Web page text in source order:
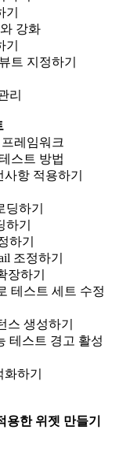
강화
트 지정하기
리
프레임워크
스트 방법
사항 적용하기
하기
기
하기
조정하기
장하기
테스트 세트 수정
스 생성하기
테스트 경고 활성
하기
한 위젯 만들기